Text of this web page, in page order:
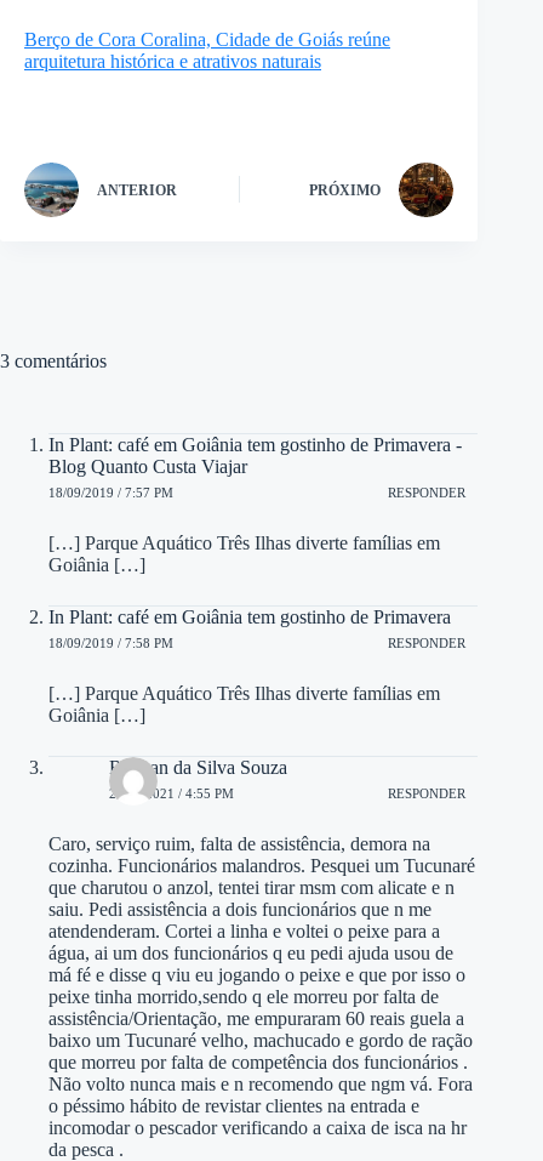
Berço de Cora Coralina, Cidade de Goiás reúne
arquitetura histórica e atrativos naturais
ANTERIOR PRÓXIMO
3 comentários
In Plant: café em Goiânia tem gostinho de Primavera -
Blog Quanto Custa Viajar
18/09/2019 / 7:57 PM RESPONDER
[…] Parque Aquático Três Ilhas diverte famílias em
Goiânia […]
In Plant: café em Goiânia tem gostinho de Primavera
18/09/2019 / 7:58 PM RESPONDER
[…] Parque Aquático Três Ilhas diverte famílias em
Goiânia […]
Rhenan da Silva Souza
21/04/2021 / 4:55 PM RESPONDER
Caro, serviço ruim, falta de assistência, demora na
cozinha. Funcionários malandros. Pesquei um Tucunaré
que charutou o anzol, tentei tirar msm com alicate e n
saiu. Pedi assistência a dois funcionários que n me
atendenderam. Cortei a linha e voltei o peixe para a
água, ai um dos funcionários q eu pedi ajuda usou de
má fé e disse q viu eu jogando o peixe e que por isso o
peixe tinha morrido,sendo q ele morreu por falta de
assistência/Orientação, me empuraram 60 reais guela a
baixo um Tucunaré velho, machucado e gordo de ração
que morreu por falta de competência dos funcionários .
Não volto nunca mais e n recomendo que ngm vá. Fora
o péssimo hábito de revistar clientes na entrada e
incomodar o pescador verificando a caixa de isca na hr
da pesca .